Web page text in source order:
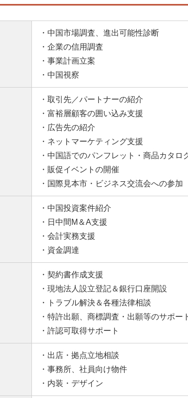
・中国市場調査、進出可能性診断
・企業の信用調査
・事業計画立案
・中国視察
・取引先／パートナーの紹介
・富裕層顧客の囲い込み支援
・広告先の紹介
・ネットマーケティング支援
・中国語でのパンフレット・商品カタロ
・販促イベントの開催
・国際見本市・ビジネス交流会への参加
・中国投資案件紹介
・日中間M＆A支援
・会計実務支援
・資金調達
・契約書作成支援
・現地法人設立登記＆銀行口座開設
・トラブル解決＆各種法律相談
・特許出願、商標調査・出願等のサポー
・許認可取得サポート
・出店・拠点立地相談
・事務所、社員向け物件
・内装・デザイン